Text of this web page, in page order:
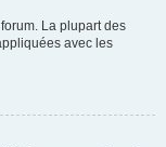
La plupart des
avec les